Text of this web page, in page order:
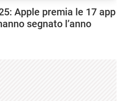
Apple premia le 17 app
segnato l’anno